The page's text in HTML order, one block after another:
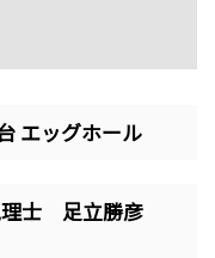
エッグホール
理士 足立勝彦